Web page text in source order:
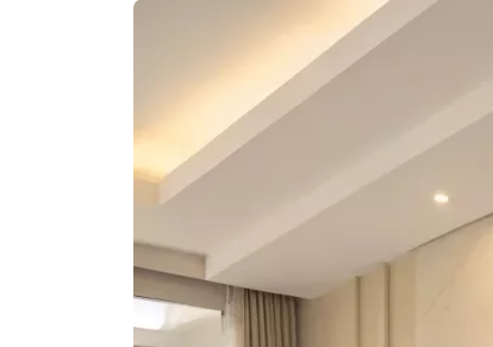
Câu Hỏi Thường Gặp
"Delayed Resolution" có phải là một kỹ thuật
Tôi có thể sử dụng "Delayed Resolution"
trong tất cả các thể loại nhạc không?
Làm thế nào để biết khi nào nên sử dụng
🎹 Khám Phá Piano Đẳng Cấp Tại Elite
Piano
Kết Luận